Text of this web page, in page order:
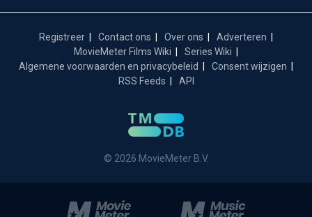
Registreer Contact ons Over ons
Adverteren
MovieMeter Films Wiki
Series Wiki
Algemene voorwaarden en privacybeleid
Consent wijzigen
RSS Feeds
API
© 2026 MovieMeter B.V.